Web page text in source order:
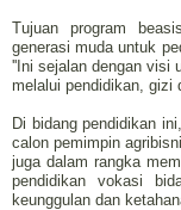
Tujuan program
generasi muda untuk
''Ini sejalan dengan visi
melalui pendidikan, gizi
Di bidang pendidikan
calon pemimpin
juga dalam rangka
pendidikan vokasi
keunggulan dan